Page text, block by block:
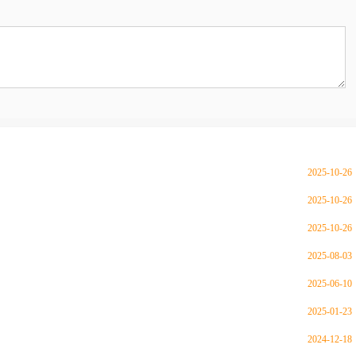
2025-10-26
2025-10-26
2025-10-26
2025-08-03
2025-06-10
2025-01-23
2024-12-18